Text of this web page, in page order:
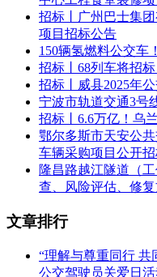
二、投标资格条件、要求
(一)投标人：
? 1、具有测绘主管部门
必须包含工程测量专业以
2、本次招标不接受(接受
的，应满足下列要求：
准)，投标人承担过多测合
积测绘、房产测绘工作3
合同。若合同未能体现上
招标丨广州巴士集
项目招标公告
150辆氢燃料公交车
招标丨68列车将招标
招标丨威县2025年
宁波市轨道交通3号
招标丨6.6万亿！乌
鄂尔多斯市天安公
车辆采购项目公开
隆昌路越江隧道（
查、风险评估、修
文章排行
“理解与尊重同行 共
公交驾驶员关爱日